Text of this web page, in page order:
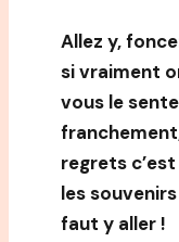
Allez y,
si vraiment
vous le
regrets
les
faut y aller !